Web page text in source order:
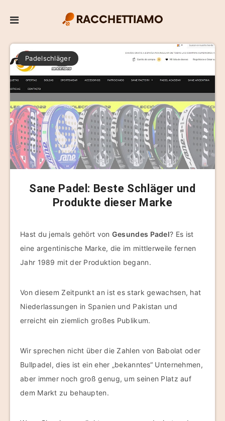
Padelschläger
Sane Padel: Beste Schläger und
Produkte dieser Marke
Hast du jemals gehört von Gesundes Padel? Es ist
eine argentinische Marke, die im mittlerweile fernen
Jahr 1989 mit der Produktion begann.
Von diesem Zeitpunkt an ist es stark gewachsen, hat
Niederlassungen in Spanien und Pakistan und
erreicht ein ziemlich großes Publikum.
Wir sprechen nicht über die Zahlen von Babolat oder
Bullpadel, dies ist ein eher „bekanntes“ Unternehmen,
aber immer noch groß genug, um seinen Platz auf
dem Markt zu behaupten.